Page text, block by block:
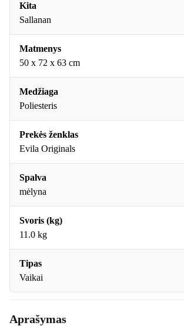
Kita
Sallanan
Matmenys
50 x 72 x 63 cm
Medžiaga
Poliesteris
Prekės ženklas
Evila Originals
Spalva
mėlyna
Svoris (kg)
11.0 kg
Tipas
Vaikai
Aprašymas